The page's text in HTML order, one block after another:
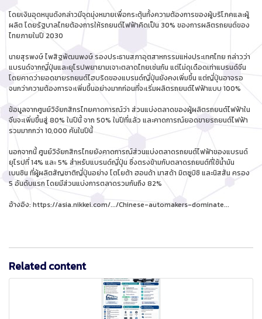
โดยเงินอุดหนุนดังกล่าวมีจุดมุ่งหมายเพื่อกระตุ้นทั้งความต้องการของผู้บริโภคและผู้
ผลิต โดยรัฐบาลไทยต้องการให้รถยนต์ไฟฟ้าคิดเป็น 30% ของการผลิตรถยนต์ของ
ไทยภายในปี 2030
นายสุรพงษ์ ไพสิฐพัฒนพงษ์ รองประธานสภาอุตสาหกรรมแห่งประเทศไทย กล่าวว่า
แบรนด์จากญี่ปุ่นและยุโรปพยายามเจาะตลาดไทยเช่นกัน แต่ไม่ดุเดือดเท่าแบรนด์จีน
โดยคาดว่ายอดขายรถยนต์ไฮบริดของแบรนด์ญี่ปุ่นยังคงเพิ่มขึ้น แต่ญี่ปุ่นอาจรอ
จนกว่าความต้องการจะเพิ่มขึ้นอย่างมากก่อนที่จะเริ่มผลิตรถยนต์ไฟฟ้าแบบ 100%
ข้อมูลจากศูนย์วิจัยกสิกรไทยคาดการณ์ว่า ส่วนแบ่งตลาดของผู้ผลิตรถยนต์ไฟฟ้าใน
จีนจะเพิ่มขึ้นสู่ 80% ในปีนี้ จาก 50% ในปีที่แล้ว และคาดการณ์ยอดขายรถยนต์ไฟฟ้า
รวมมากกว่า 10,000 คันในปีนี้
นอกจากนี้ ศูนย์วิจัยกสิกรไทยยังคาดการณ์ส่วนแบ่งตลาดรถยนต์ไฟฟ้าของแบรนด์
ยุโรปที่ 14% และ 5% สำหรับแบรนด์ญี่ปุ่น ซึ่งตรงข้ามกับตลาดรถยนต์ที่ใช้น้ำมัน
เบนซิน ที่ผู้ผลิตสัญชาติญี่ปุ่นอย่าง โตโยต้า ฮอนด้า มาสด้า มิตซูบิชิ และนิสสัน ครอง
5 อันดับแรก โดยมีส่วนแบ่งการตลาดรวมกันถึง 82%
อ้างอิง: https://asia.nikkei.com/.../Chinese-automakers-dominate...
Related content